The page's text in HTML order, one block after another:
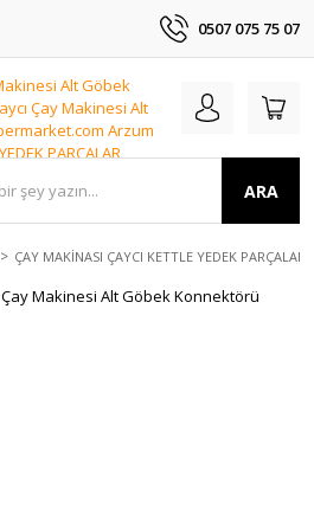
0507 075 75 07
ARA
ÇAY MAKİNASI ÇAYCI KETTLE YEDEK PARÇALAR